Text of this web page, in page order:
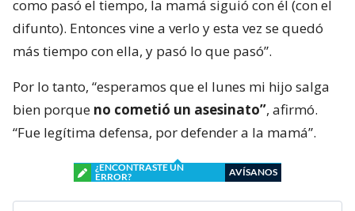
como pasó el tiempo, la mamá siguió con él (con el
difunto). Entonces vine a verlo y esta vez se quedó
más tiempo con ella, y pasó lo que pasó”.
Por lo tanto, “esperamos que el lunes mi hijo salga
bien porque no cometió un asesinato”, afirmó.
“Fue legítima defensa, por defender a la mamá”.
¿ENCONTRASTE UN
ERROR?
AVÍSANOS